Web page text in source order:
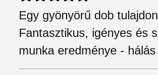
Egy gyönyörű dob
Fantasztikus, igényes és
munka eredménye -